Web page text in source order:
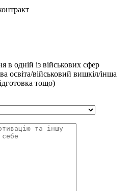
одній із військових сфер
освіта/військовий вишкіл/інша
тощо)